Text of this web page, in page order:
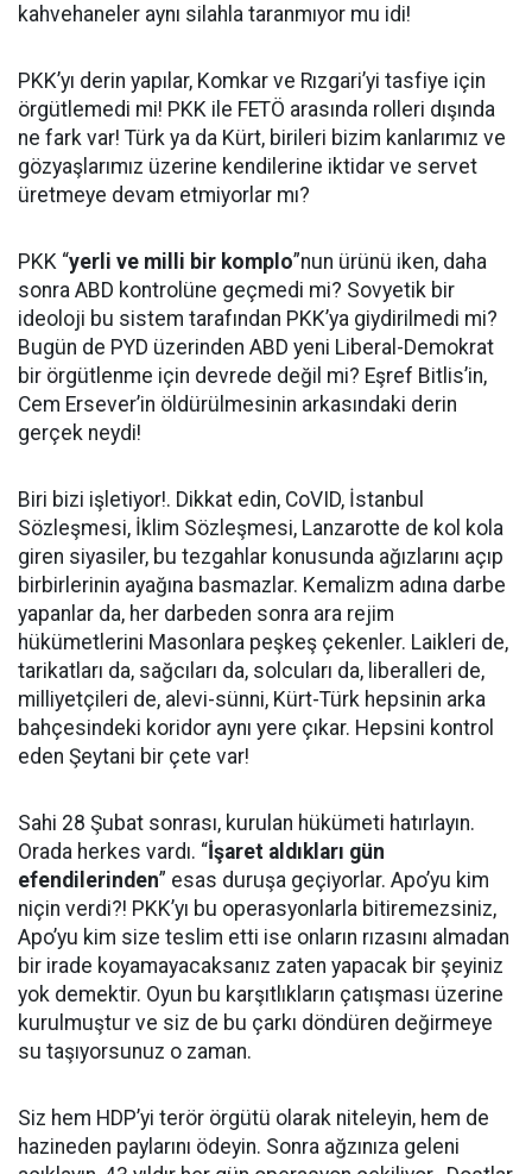
kahvehaneler aynı silahla taranmıyor mu idi!
PKK’yı derin yapılar, Komkar ve Rızgari’yi tasfiye için
örgütlemedi mi! PKK ile FETÖ arasında rolleri dışında
ne fark var! Türk ya da Kürt, birileri bizim kanlarımız ve
gözyaşlarımız üzerine kendilerine iktidar ve servet
üretmeye devam etmiyorlar mı?
PKK “yerli ve milli bir komplo”nun ürünü iken, daha
sonra ABD kontrolüne geçmedi mi? Sovyetik bir
ideoloji bu sistem tarafından PKK’ya giydirilmedi mi?
Bugün de PYD üzerinden ABD yeni Liberal-Demokrat
bir örgütlenme için devrede değil mi? Eşref Bitlis’in,
Cem Ersever’in öldürülmesinin arkasındaki derin
gerçek neydi!
Biri bizi işletiyor!. Dikkat edin, CoVID, İstanbul
Sözleşmesi, İklim Sözleşmesi, Lanzarotte de kol kola
giren siyasiler, bu tezgahlar konusunda ağızlarını açıp
birbirlerinin ayağına basmazlar. Kemalizm adına darbe
yapanlar da, her darbeden sonra ara rejim
hükümetlerini Masonlara peşkeş çekenler. Laikleri de,
tarikatları da, sağcıları da, solcuları da, liberalleri de,
milliyetçileri de, alevi-sünni, Kürt-Türk hepsinin arka
bahçesindeki koridor aynı yere çıkar. Hepsini kontrol
eden Şeytani bir çete var!
Sahi 28 Şubat sonrası, kurulan hükümeti hatırlayın.
Orada herkes vardı. “İşaret aldıkları gün
efendilerinden” esas duruşa geçiyorlar. Apo’yu kim
niçin verdi?! PKK’yı bu operasyonlarla bitiremezsiniz,
Apo’yu kim size teslim etti ise onların rızasını almadan
bir irade koyamayacaksanız zaten yapacak bir şeyiniz
yok demektir. Oyun bu karşıtlıkların çatışması üzerine
kurulmuştur ve siz de bu çarkı döndüren değirmeye
su taşıyorsunuz o zaman.
Siz hem HDP’yi terör örgütü olarak niteleyin, hem de
hazineden paylarını ödeyin. Sonra ağzınıza geleni